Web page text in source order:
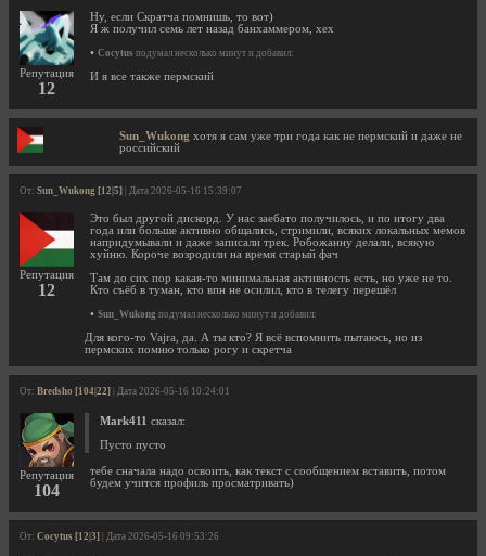
Репутация
12
Ну, если Скратча помнишь, то вот)
Я ж получил семь лет назад банхаммером, хех
• Cocytus подумал несколько минут и добавил:
И я все также пермский
Sun_Wukong хотя я сам уже три года как не пермский и даже не
российский
От: Sun_Wukong [12|5] | Дата 2026-05-16 15:39:07
Репутация
12
Это был другой дискорд. У нас заебато получилось, и по итогу два
года или больше активно общались, стримили, всяких локальных мемов
напридумывали и даже записали трек. Робожанну делали, всякую
хуйню. Короче возродили на время старый фач
Там до сих пор какая-то минимальная активность есть, но уже не то.
Кто съёб в туман, кто впн не осилил, кто в телегу перешёл
• Sun_Wukong подумал несколько минут и добавил:
Для кого-то Vajra, да. А ты кто? Я всё вспомнить пытаюсь, но из
пермских помню только рогу и скретча
От: Bredsho [104|22] | Дата 2026-05-16 10:24:01
Репутация
104
Mark411 сказал:
Пусто пусто
тебе сначала надо освоить, как текст с сообщением вставить, потом
будем учится профиль просматривать)
От: Cocytus [12|3] | Дата 2026-05-16 09:53:26